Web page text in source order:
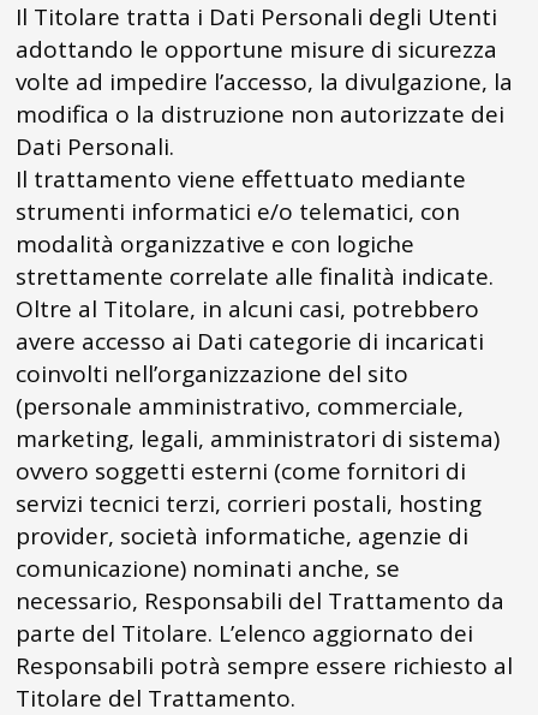
Il Titolare tratta i Dati Personali degli Utenti
adottando le opportune misure di sicurezza
volte ad impedire l’accesso, la divulgazione, la
modifica o la distruzione non autorizzate dei
Dati Personali.
Il trattamento viene effettuato mediante
strumenti informatici e/o telematici, con
modalità organizzative e con logiche
strettamente correlate alle finalità indicate.
Oltre al Titolare, in alcuni casi, potrebbero
avere accesso ai Dati categorie di incaricati
coinvolti nell’organizzazione del sito
(personale amministrativo, commerciale,
marketing, legali, amministratori di sistema)
ovvero soggetti esterni (come fornitori di
servizi tecnici terzi, corrieri postali, hosting
provider, società informatiche, agenzie di
comunicazione) nominati anche, se
necessario, Responsabili del Trattamento da
parte del Titolare. L’elenco aggiornato dei
Responsabili potrà sempre essere richiesto al
Titolare del Trattamento.